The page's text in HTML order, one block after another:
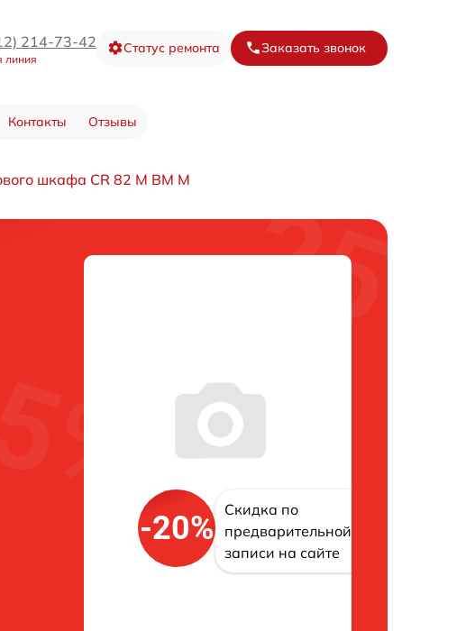
214-73-42
линия
Статус ремонта Заказать звонок
Контакты Отзывы
шкафа CR 82 M BM M
-20%
Скидка по
предварительной
записи на сайте